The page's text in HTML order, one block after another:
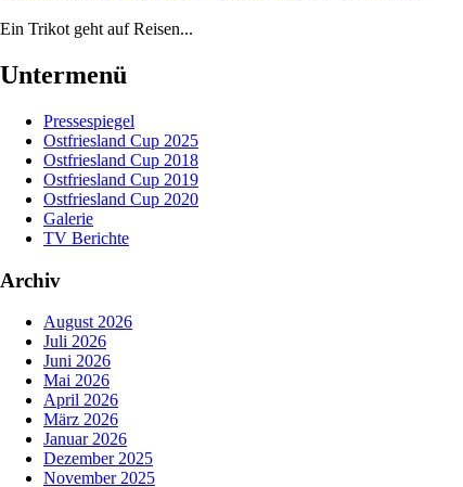
Ein Trikot geht auf Reisen...
Untermenü
Pressespiegel
Ostfriesland Cup 2025
Ostfriesland Cup 2018
Ostfriesland Cup 2019
Ostfriesland Cup 2020
Galerie
TV Berichte
Archiv
August 2026
Juli 2026
Juni 2026
Mai 2026
April 2026
März 2026
Januar 2026
Dezember 2025
November 2025